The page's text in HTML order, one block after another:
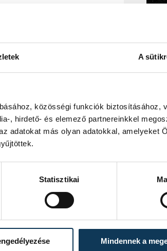
A
közösségi funkciók biztosításához,
, hirdető- és elemező partnereinkkel
adatokat más olyan adatokkal, amelyeket
Statisztikai
Mindennek a
és